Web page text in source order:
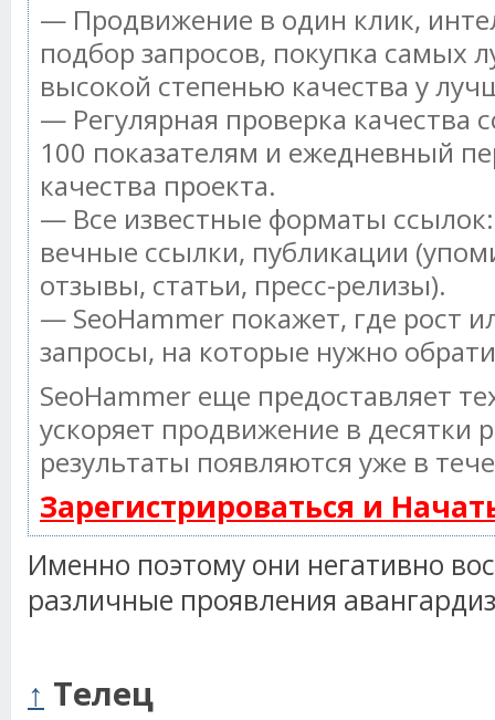
— Продвижение в один клик,
подбор запросов, покупка самых
высокой степенью качества у
— Регулярная проверка качества
100 показателям и ежедневный
качества проекта.
— Все известные форматы
вечные ссылки, публикации
отзывы, статьи, пресс-релизы).
— SeoHammer покажет, где рост
запросы, на которые нужно
SeoHammer еще предоставляет
ускоряет продвижение в десятки
результаты появляются уже в
Зарегистрироваться и
Именно поэтому они негативно
различные проявления
↑ Телец